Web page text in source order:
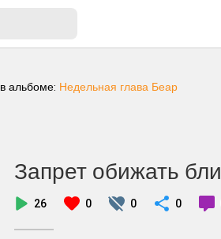
, в альбоме: Недельная глава Беар
Запрет обижать
26 0 0 0